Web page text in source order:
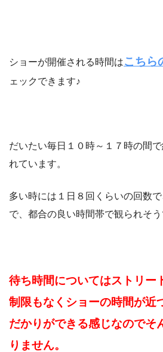
ショーが開催される時間はこちら
ェックできます♪
だいたい毎日１０時～１７時の間
れています。
多い時には１日８回くらいの回数
で、都合の良い時間帯で観られそ
待ち時間についてはストリー
制限もなく ショーの時間が近
だかりができる感じなのでそ
りません。